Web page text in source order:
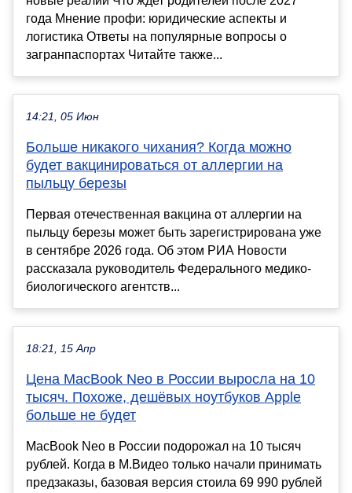
года Мнение профи: юридические аспекты и
логистика Ответы на популярные вопросы о
загранпаспортах Читайте также...
14:21, 05 Июн
Больше никакого чихания? Когда можно
будет вакцинироваться от аллергии на
пыльцу березы
Первая отечественная вакцина от аллергии на
пыльцу березы может быть зарегистрирована уже
в сентябре 2026 года. Об этом РИА Новости
рассказала руководитель Федерального медико-
биологического агентств...
18:21, 15 Апр
Цена MacBook Neo в России выросла на 10
тысяч. Похоже, дешёвых ноутбуков Apple
больше не будет
MacBook Neo в России подорожал на 10 тысяч
рублей. Когда в М.Видео только начали принимать
предзаказы, базовая версия стоила 69 990 рублей